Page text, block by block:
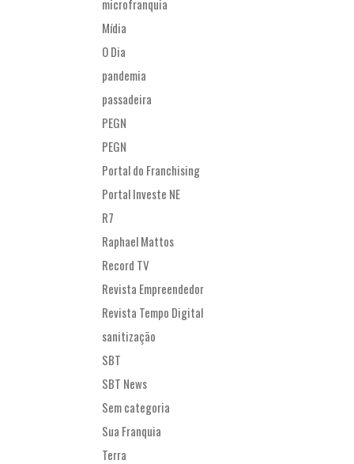
microfranquia
Mídia
O Dia
pandemia
passadeira
PEGN
PEGN
Portal do Franchising
Portal Investe NE
R7
Raphael Mattos
Record TV
Revista Empreendedor
Revista Tempo Digital
sanitização
SBT
SBT News
Sem categoria
Sua Franquia
Terra